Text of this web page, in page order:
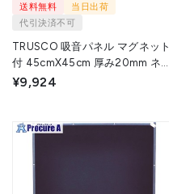
送料無料
当日出荷
代引決済不可
TRUSCO 吸音パネル マグネット
付 45cmX45cm 厚み20mm ネイ
¥9,924